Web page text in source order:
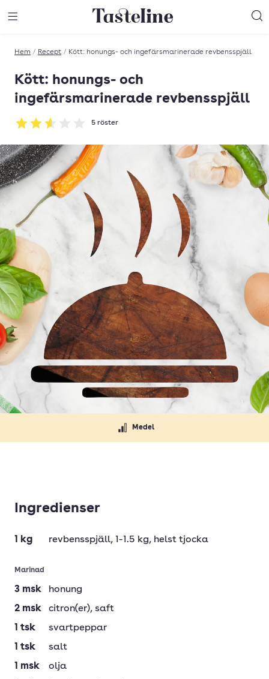
Till Tastelines startsida
Hem / Recept / Kött: honungs- och ingefärsmarinerade revbensspjäll
Kött: honungs- och
ingefärsmarinerade revbensspjäll
Betyg: 2.6 av 5
5 röster
Medel
Ingredienser
1 kg revbensspjäll, 1-1.5 kg, helst tjocka
Marinad
3 msk
honung
2 msk citron(er), saft
1 tsk
svartpeppar
1 tsk
salt
1 msk
olja